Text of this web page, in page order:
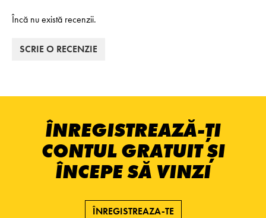
Încă nu există recenzii.
SCRIE O RECENZIE
ÎNREGISTREAZĂ-ȚI
CONTUL GRATUIT ȘI
ÎNCEPE SĂ VINZI
ÎNREGISTREAZA-TE